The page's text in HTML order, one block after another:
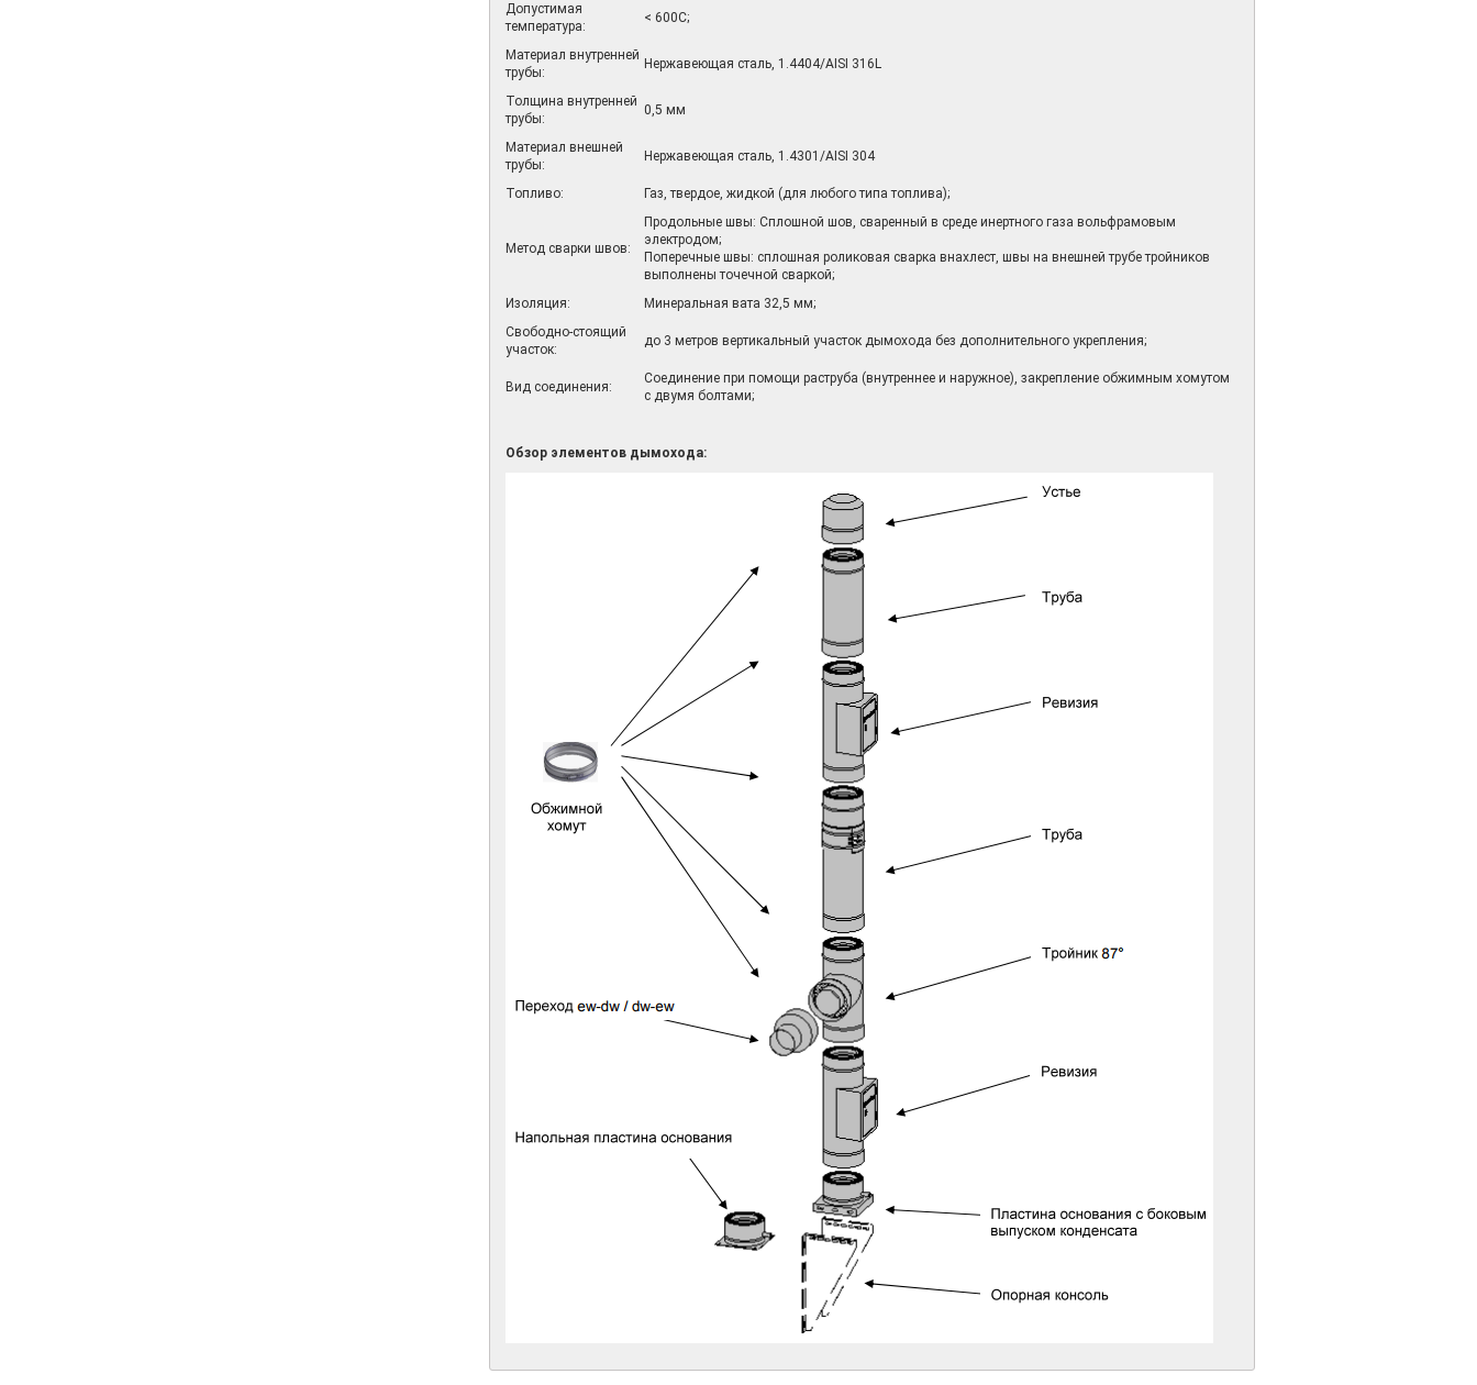
Допустимая
температура:
< 600С;
Материал внутренней
трубы:
Нержавеющая сталь, 1.4404/AISI 316L
Толщина внутренней
трубы:
0,5 мм
Материал внешней
трубы:
Нержавеющая сталь, 1.4301/AISI 304
Топливо: Газ, твердое, жидкой (для любого типа топлива);
Метод сварки швов:
Продольные швы: Сплошной шов, сваренный в среде инертного газа вольфрамовым
электродом;
Поперечные швы: сплошная роликовая сварка внахлест, швы на внешней трубе тройников
выполнены точечной сваркой;
Изоляция:
Минеральная вата 32,5 мм;
Свободно-стоящий
участок:
до 3 метров вертикальный участок дымохода без дополнительного укрепления;
Вид соединения:
Соединение при помощи раструба (внутреннее и наружное), закрепление обжимным хомутом
с двумя болтами;
Обзор элементов дымохода: